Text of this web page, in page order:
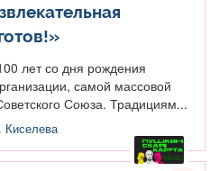
лет со дня рождения
самой массовой
Союза. Традициям...